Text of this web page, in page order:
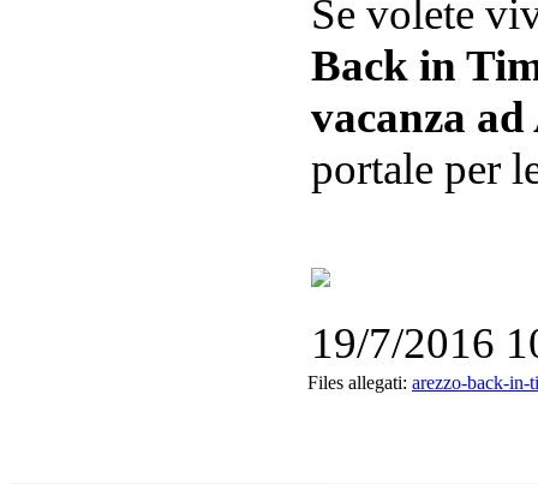
Se volete
Back in
vacanza ad
portale per
19/7/2016
Files allegati: arezzo-back-in-